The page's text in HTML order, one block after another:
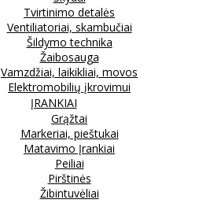
Tvirtinimo detalės
Ventiliatoriai, skambučiai
Šildymo technika
Žaibosauga
Vamzdžiai, laikikliai, movos
Elektromobilių įkrovimui
ĮRANKIAI
Grąžtai
Markeriai, pieštukai
Matavimo Įrankiai
Peiliai
Pirštinės
Žibintuvėliai